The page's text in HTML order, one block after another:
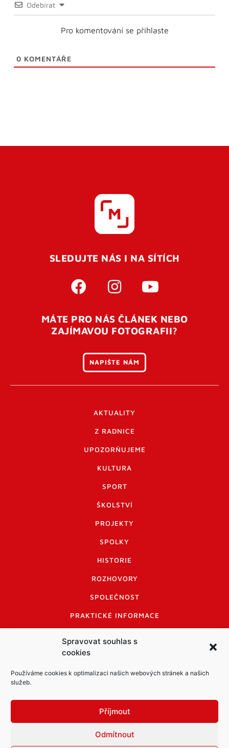
Spravovat souhlas s
cookies
Používáme cookies k optimalizaci našich webových stránek a našich
služeb.
Příjmout
Odmítnout
Odebírat
Pro komentování se přihlaste
0 KOMENTÁŘE
SLEDUJTE NÁS I NA SÍTÍCH
MÁTE PRO NÁS ČLÁNEK NEBO
ZAJÍMAVOU FOTOGRAFII?
NAPIŠTE NÁM
AKTUALITY
Z RADNICE
UPOZORŇUJEME
KULTURA
SPORT
ŠKOLSTVÍ
PROJEKTY
SPOLKY
HISTORIE
ROZHOVORY
SPOLEČNOST
PRAKTICKÉ INFORMACE
INFORMACE A KODEX DISKUTUJÍCÍCH
LOGO A LOGO MANUÁL
Informace o zpracování osobních údajů